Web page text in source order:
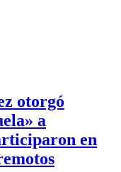
otorgó
a
en